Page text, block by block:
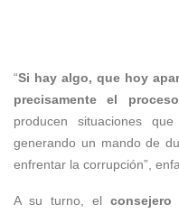
“Si hay algo, que hoy
precisamente el
producen situaciones
generando un mando de
enfrentar la corrupción”,
A su turno, el consejero